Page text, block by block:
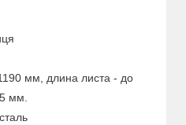
мм, длина листа - до
мм.